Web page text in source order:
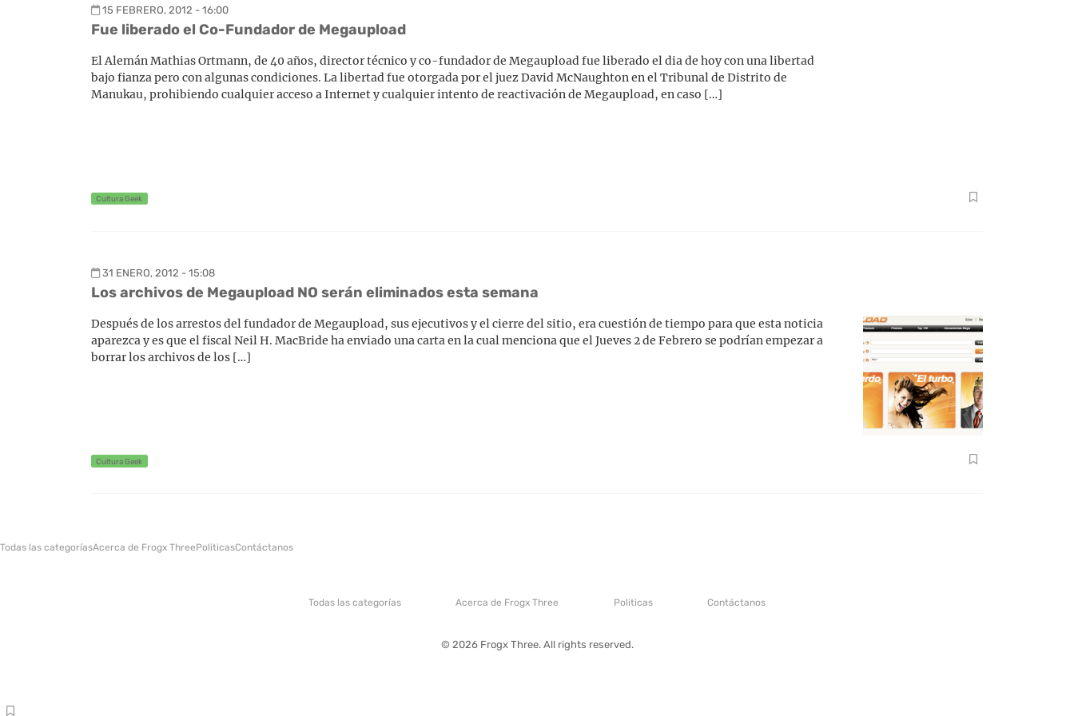
15 FEBRERO, 2012 - 16:00
Fue liberado el Co-Fundador de Megaupload
El Alemán Mathias Ortmann, de 40 años, director técnico y co-fundador de Megaupload fue liberado el dia de hoy con una libertad
bajo fianza pero con algunas condiciones. La libertad fue otorgada por el juez David McNaughton en el Tribunal de Distrito de
Manukau, prohibiendo cualquier acceso a Internet y cualquier intento de reactivación de Megaupload, en caso […]
Cultura Geek
31 ENERO, 2012 - 15:08
Los archivos de Megaupload NO serán eliminados esta semana
Después de los arrestos del fundador de Megaupload, sus ejecutivos y el cierre del sitio, era cuestión de tiempo para que esta noticia
aparezca y es que el fiscal Neil H. MacBride ha enviado una carta en la cual menciona que el Jueves 2 de Febrero se podrían empezar a
borrar los archivos de los […]
Cultura Geek
Todas las categoríasAcerca de Frogx ThreePoliticasContáctanos
Todas las categorías Acerca de Frogx Three Politicas Contáctanos
© 2026 Frogx Three. All rights reserved.